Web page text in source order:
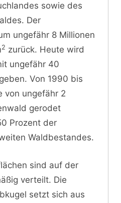
sowie des
Der
ungefähr 8 Millionen
2 zurück. Heute wird
ungefähr 40
Von 1990 bis
von ungefähr 2
gerodet
Prozent der
Waldbestandes.
sind auf der
verteilt. Die
setzt sich aus